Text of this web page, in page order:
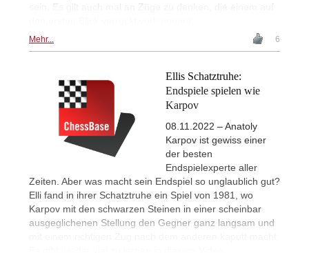
sein. Es gilt auch mal an Züge zu denken, die einem auf
Mehr... 6
Ellis Schatztruhe:
Endspiele spielen wie
Karpov
08.11.2022 – Anatoly
Karpov ist gewiss einer
der besten
Endspielexperte aller
Zeiten. Aber was macht sein Endspiel so unglaublich gut?
Elli fand in ihrer Schatztruhe ein Spiel von 1981, wo
Karpov mit den schwarzen Steinen in einer scheinbar
ausgeglichenen Stellung den Gegner ganz langsam und